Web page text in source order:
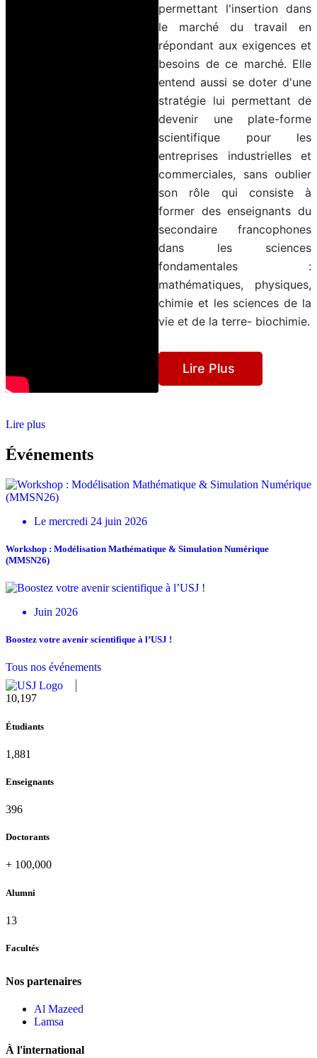
permettant l'insertion dans
le marché du travail en
répondant aux exigences et
besoins de ce marché. Elle
entend aussi se doter d'une
stratégie lui permettant de
devenir une plate-forme
scientifique pour les
entreprises industrielles et
commerciales, sans oublier
son rôle qui consiste à
former des enseignants du
secondaire francophones
dans les sciences
fondamentales :
mathématiques, physiques,
chimie et les sciences de la
vie et de la terre- biochimie.
Lire Plus
Lire plus
Événements
Le mercredi 24 juin 2026
Workshop : Modélisation Mathématique & Simulation Numérique
(MMSN26)
Juin 2026
Boostez votre avenir scientifique à l’USJ !
Tous nos événements
11,124
Étudiants
2,052
Enseignants
432
Doctorants
+ 100,000
Alumni
13
Facultés
Nos partenaires
Al Mazeed
Lamsa
À l'international